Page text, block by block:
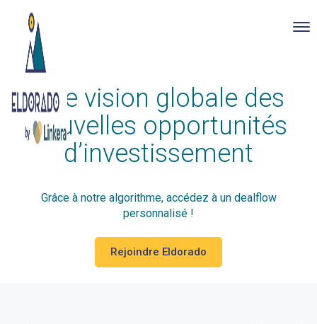
main
content
Une vision globale des
nouvelles opportunités
d’investissement
Grâce à notre algorithme, accédez à un dealflow
personnalisé !
Rejoindre Eldorado